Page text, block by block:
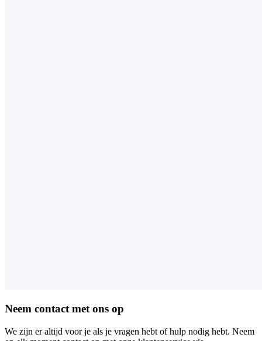
Neem contact met ons op
We zijn er altijd voor je als je vragen hebt of hulp nodig hebt. Neem